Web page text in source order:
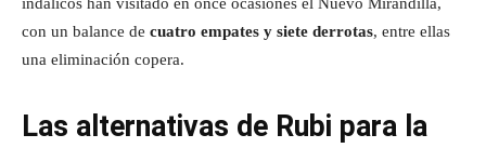
con un balance de cuatro empates y siete derrotas, entre ellas
una eliminación copera.
Las alternativas de Rubi para la